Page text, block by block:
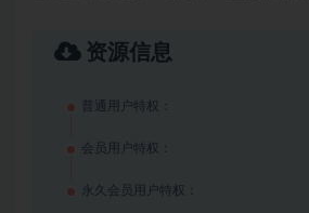
资源信息
普通用户特权：
会员用户特权：
永久会员用户特权：